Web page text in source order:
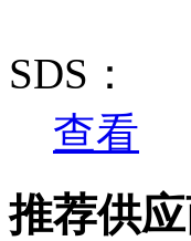
SDS：
查看
推荐供